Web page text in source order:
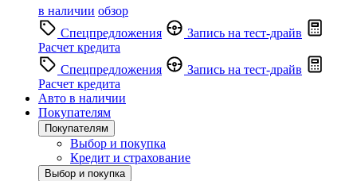
в наличии обзор
Спецпредложения
Запись на тест-драйв
Расчет кредита
Спецпредложения
Запись на тест-драйв
Расчет кредита
Авто в наличии
Покупателям
Покупателям
Выбор и покупка
Кредит и страхование
Выбор и покупка